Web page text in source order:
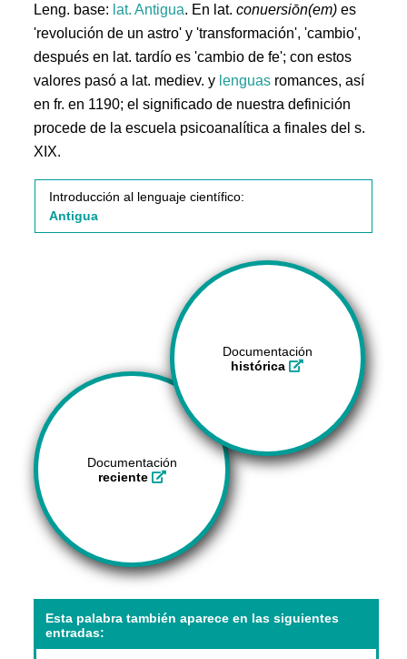
Leng. base: lat. Antigua. En lat.conuersiōn(em) es
'revolución de un astro' y 'transformación', 'cambio',
después en lat. tardío es 'cambio de fe'; con estos
valores pasó a lat. mediev. y lenguas romances, así
en fr. en 1190; el significado de nuestra definición
procede de la escuela psicoanalítica a finales del s.
XIX.
Introducción al lenguaje científico:
Antigua
Documentación
histórica
Documentación
reciente
Esta palabra también aparece en las siguientes
entradas: